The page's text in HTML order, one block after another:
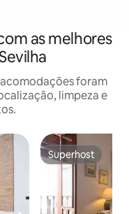
as melhores
foram
limpeza e
Superhost
Superhost